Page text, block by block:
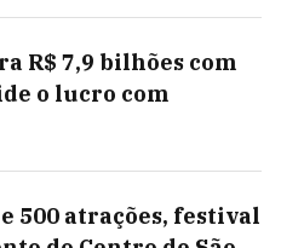
R$ 7,9 bilhões com
o lucro com
500 atrações, festival